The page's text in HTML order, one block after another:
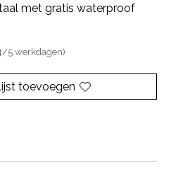
met gratis waterproof
5 werkdagen)
toevoegen